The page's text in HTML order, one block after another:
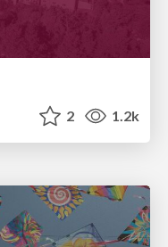
2 1.2k